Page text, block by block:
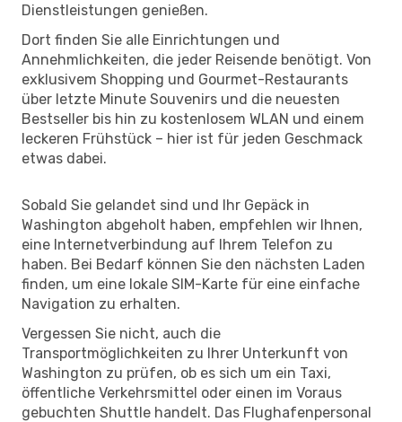
Dienstleistungen genießen.
Dort finden Sie alle Einrichtungen und
Annehmlichkeiten, die jeder Reisende benötigt. Von
exklusivem Shopping und Gourmet-Restaurants
über letzte Minute Souvenirs und die neuesten
Bestseller bis hin zu kostenlosem WLAN und einem
leckeren Frühstück – hier ist für jeden Geschmack
etwas dabei.
Sobald Sie gelandet sind und Ihr Gepäck in
Washington abgeholt haben, empfehlen wir Ihnen,
eine Internetverbindung auf Ihrem Telefon zu
haben. Bei Bedarf können Sie den nächsten Laden
finden, um eine lokale SIM-Karte für eine einfache
Navigation zu erhalten.
Vergessen Sie nicht, auch die
Transportmöglichkeiten zu Ihrer Unterkunft von
Washington zu prüfen, ob es sich um ein Taxi,
öffentliche Verkehrsmittel oder einen im Voraus
gebuchten Shuttle handelt. Das Flughafenpersonal